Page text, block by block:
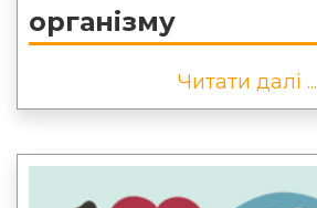
організму
Читати далі ...